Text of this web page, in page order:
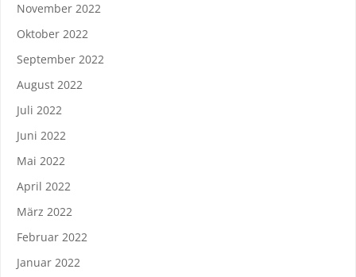
November 2022
Oktober 2022
September 2022
August 2022
Juli 2022
Juni 2022
Mai 2022
April 2022
März 2022
Februar 2022
Januar 2022